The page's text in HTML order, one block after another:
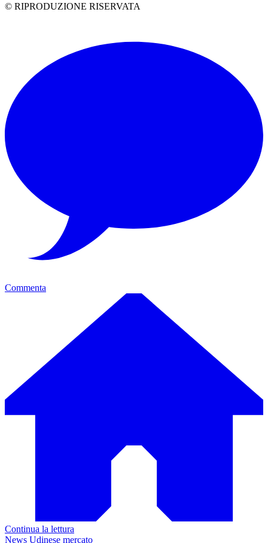
© RIPRODUZIONE RISERVATA
Commenta
Continua la lettura
News Udinese mercato